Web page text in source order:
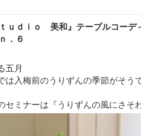
ｔｕｄｉｏ 美和』テーブルコーデ
．６
五月
は入梅前のうりずんの季節がそう
セミナーは『うりずんの風にさそ